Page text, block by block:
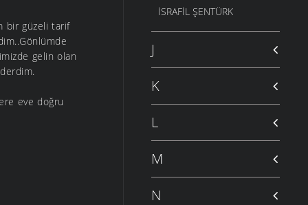
bir güzeli tarif
gelin olan
eve doğru
İSRAFIL ŞENTÜRK
J
K
L
M
N